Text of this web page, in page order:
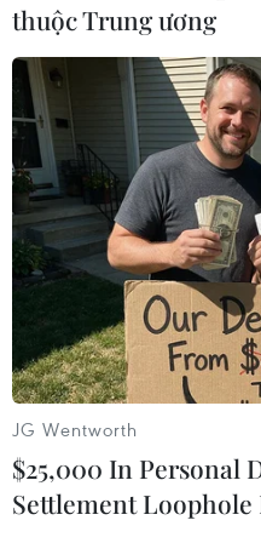
đích cao nhất mà Bộ
giáo dục cần kiên trì,
tốt chính khoá, giáo
làm đúng công sức và
hiện tốt Thông tư 29
lực tự học, tự chủ, tự
phổ thông, vùng an
rộng hơn ngoài nhà
thuộc Trung ương
JG Wentworth
$25,000 In Personal
Settlement